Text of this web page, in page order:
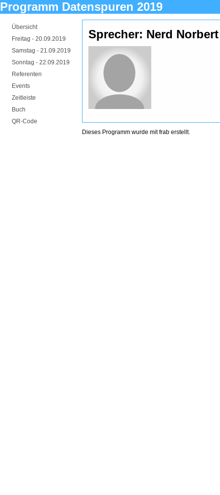
Programm Datenspuren 2019
Übersicht
Freitag - 20.09.2019
Samstag - 21.09.2019
Sonntag - 22.09.2019
Referenten
Events
Zeitleiste
Buch
QR-Code
Sprecher: Nerd Norbert
Dieses Programm wurde mitfrab erstellt.